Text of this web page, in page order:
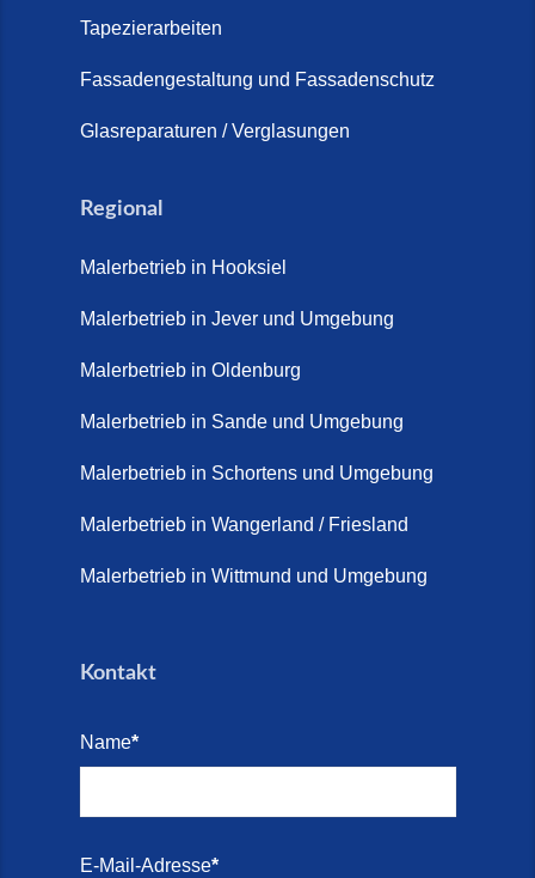
Tapezierarbeiten
Fassadengestaltung und Fassadenschutz
Glasreparaturen / Verglasungen
Regional
Malerbetrieb in Hooksiel
Malerbetrieb in Jever und Umgebung
Malerbetrieb in Oldenburg
Malerbetrieb in Sande und Umgebung
Malerbetrieb in Schortens und Umgebung
Malerbetrieb in Wangerland / Friesland
Malerbetrieb in Wittmund und Umgebung
Kontakt
Name*
E-Mail-Adresse*